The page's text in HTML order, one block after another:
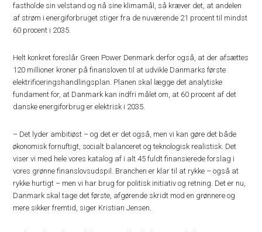
fastholde sin velstand og nå sine klimamål, så kræver det, at andelen
af strøm i energiforbruget stiger fra de nuværende 21 procent til mindst
60 procent i 2035.
Helt konkret foreslår Green Power Denmark derfor også, at der afsættes
120 millioner kroner på finansloven til at udvikle Danmarks første
elektrificeringshandlingsplan. Planen skal lægge det analytiske
fundament for, at Danmark kan indfri målet om, at 60 procent af det
danske energiforbrug er elektrisk i 2035.
– Det lyder ambitiøst – og det er det også, men vi kan gøre det både
økonomisk fornuftigt, socialt balanceret og teknologisk realistisk. Det
viser vi med hele vores katalog af i alt 45 fuldt finansierede forslag i
vores grønne finanslovsudspil. Branchen er klar til at rykke – også at
rykke hurtigt – men vi har brug for politisk initiativ og retning. Det er nu,
Danmark skal tage det første, afgørende skridt mod en grønnere og
mere sikker fremtid, siger Kristian Jensen.